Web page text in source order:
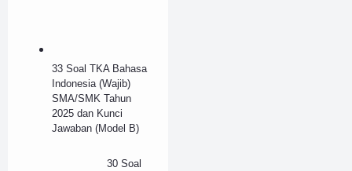
33 Soal TKA Bahasa
Indonesia (Wajib)
SMA/SMK Tahun
2025 dan Kunci
Jawaban (Model B)
30 Soal